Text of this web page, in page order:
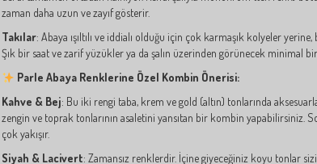
zaman daha uzun ve zayıf gösterir.
Takılar: Abaya ışıltılı ve iddialı olduğu için çok karmaşık kolyeler
Şık bir saat ve zarif yüzükler ya da şalın üzerinden görünecek minimal
Parle Abaya Renklerine Özel Kombin Önerisi:
Kahve & Bej: Bu iki rengi taba, krem ve gold (altın) tonlarında
zengin ve toprak tonlarının asaletini yansıtan bir kombin yapabilirsiniz.
çok yakışır.
Siyah & Lacivert: Zamansız renklerdir. İçine giyeceğiniz koyu tonlar